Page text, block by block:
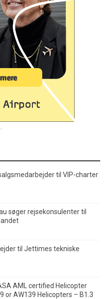
til VIP-charter
søger rejsekonsulenter til
til Jettimes tekniske
AML certified Helicopter
or AW139 Helicopters – B1.3